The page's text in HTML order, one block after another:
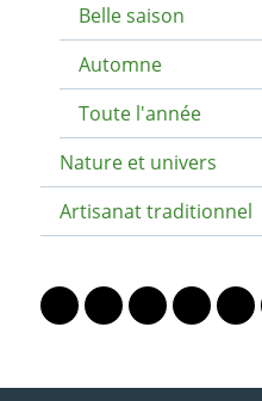
Belle saison
Automne
Toute l'année
Nature et univers
Artisanat traditionnel
Lien vers le profil
Lien vers le profil
Lien vers le
Lien